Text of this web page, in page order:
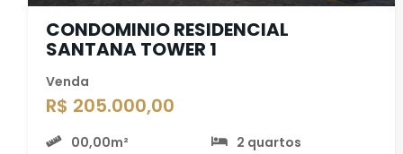
CONDOMINIO RESIDENCIAL
SANTANA TOWER 1
Venda
R$ 205.000,00
00,00m² 2 quartos